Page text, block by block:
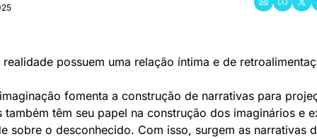
possuem uma relação íntima e de
fomenta a construção de narrativas para
também têm seu papel na construção dos imaginários e
sobre o desconhecido. Com isso, surgem as narrativas